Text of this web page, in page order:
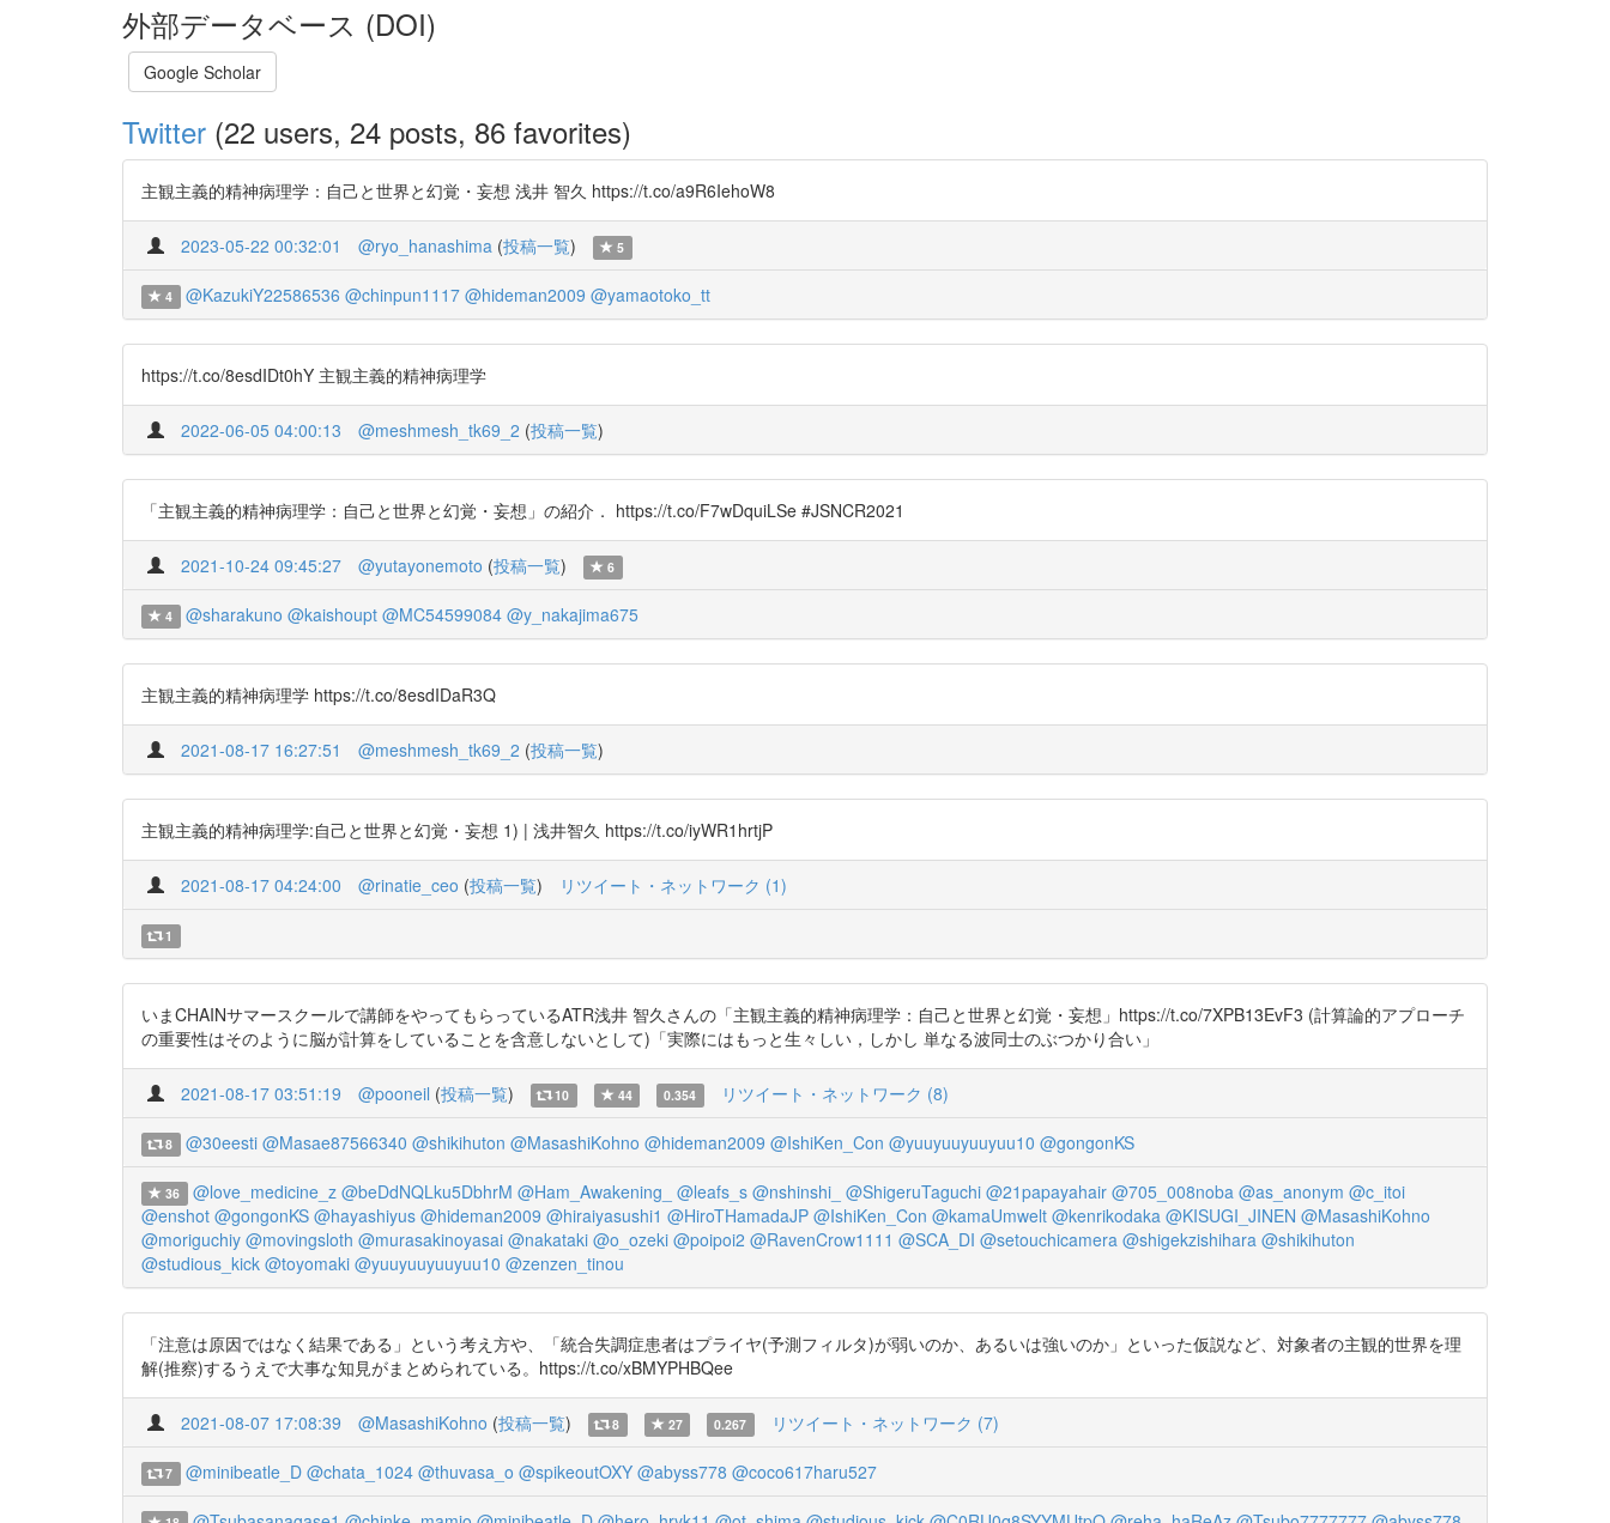
外部データベース (DOI)
Google Scholar
Twitter (22 users, 24 posts, 86 favorites)
主観主義的精神病理学：自己と世界と幻覚・妄想 浅井 智久 https://t.co/a9R6IehoW8
2023-05-22 00:32:01 @ryo_hanashima (投稿一覧) 5
4 @KazukiY22586536 @chinpun1117 @hideman2009 @yamaotoko_tt
https://t.co/8esdIDt0hY 主観主義的精神病理学
2022-06-05 04:00:13 @meshmesh_tk69_2 (投稿一覧)
「主観主義的精神病理学：自己と世界と幻覚・妄想」の紹介． https://t.co/F7wDquiLSe #JSNCR2021
2021-10-24 09:45:27 @yutayonemoto (投稿一覧) 6
4 @sharakuno @kaishoupt @MC54599084 @y_nakajima675
主観主義的精神病理学 https://t.co/8esdIDaR3Q
2021-08-17 16:27:51 @meshmesh_tk69_2 (投稿一覧)
主観主義的精神病理学:自己と世界と幻覚・妄想 1) | 浅井智久 https://t.co/iyWR1hrtjP
2021-08-17 04:24:00 @rinatie_ceo (投稿一覧) リツイート・ネットワーク (1)
1
いまCHAINサマースクールで講師をやってもらっているATR浅井 智久さんの「主観主義的精神病理学：自己と世界と幻覚・妄想」https://t.co/7XPB13EvF3 (計算論的アプローチ
の重要性はそのように脳が計算をしていることを含意しないとして)「実際にはもっと生々しい，しかし 単なる波同士のぶつかり合い」
2021-08-17 03:51:19 @pooneil (投稿一覧) 10 44 0.354 リツイート・ネットワーク (8)
8 @30eesti @Masae87566340 @shikihuton @MasashiKohno @hideman2009 @IshiKen_Con @yuuyuuyuuyuu10 @gongonKS
36 @love_medicine_z @beDdNQLku5DbhrM @Ham_Awakening_ @leafs_s @nshinshi_ @ShigeruTaguchi @21papayahair @705_008noba @as_anonym @c_itoi
@enshot @gongonKS @hayashiyus @hideman2009 @hiraiyasushi1 @HiroTHamadaJP @IshiKen_Con @kamaUmwelt @kenrikodaka @KISUGI_JINEN @MasashiKohno
@moriguchiy @movingsloth @murasakinoyasai @nakataki @o_ozeki @poipoi2 @RavenCrow1111 @SCA_DI @setouchicamera @shigekzishihara @shikihuton
@studious_kick @toyomaki @yuuyuuyuuyuu10 @zenzen_tinou
「注意は原因ではなく結果である」という考え方や、「統合失調症患者はプライヤ(予測フィルタ)が弱いのか、あるいは強いのか」といった仮説など、対象者の主観的世界を理
解(推察)するうえで大事な知見がまとめられている。https://t.co/xBMYPHBQee
2021-08-07 17:08:39 @MasashiKohno (投稿一覧) 8 27 0.267 リツイート・ネットワーク (7)
7 @minibeatle_D @chata_1024 @thuvasa_o @spikeoutOXY @abyss778 @coco617haru527